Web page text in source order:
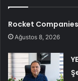
Rocket
Ağustos 8, 2026